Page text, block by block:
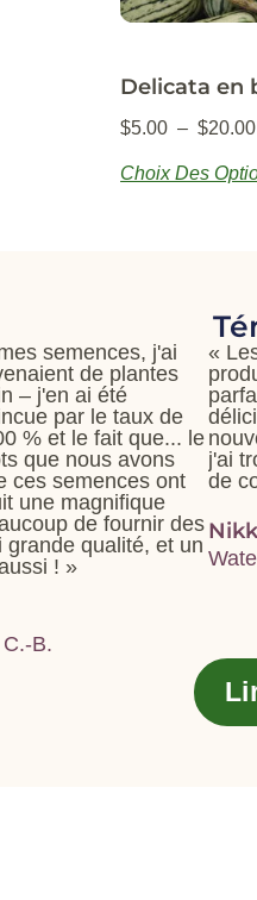
Delicata en
$5.00 – $20.00
Choix Des
semences, j'ai
de plantes
– j'en ai été
par le taux de
% et le fait que... le
que nous avons
ces semences ont
une magnifique
de fournir des
grande qualité, et un
! »
B.
«
j'ai
de